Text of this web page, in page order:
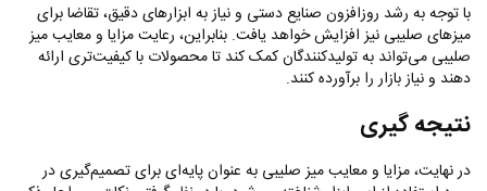
با توجه به رشد روزافزون صنایع دستی و نیاز به ابزارهای دقیق، تقاضا برای
میزهای صلیبی نیز افزایش خواهد یافت. بنابراین، رعایت مزایا و معایب میز
صلیبی می‌تواند به تولیدکنندگان کمک کند تا محصولات با کیفیت‌تری ارائه
دهند و نیاز بازار را برآورده کنند.
نتیجه ‌گیری
در نهایت، مزایا و معایب میز صلیبی به عنوان پایه‌ای برای تصمیم‌گیری در